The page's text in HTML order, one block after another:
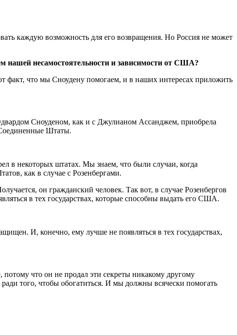
каждую возможность для его возвращения. Но Россия не может
нашей несамостоятельности и зависимости от США?
факт, что мы Сноудену помогаем, и в наших интересах приложить
Сноуденом, как и с Джулианом Ассанджем, приобрела
Соединенные Штаты.
в некоторых штатах. Мы знаем, что были случаи, когда
как в случае с Розенбергами.
он гражданский человек. Так вот, в случае Розенбергов
в тех государствах, которые способны выдать его США.
И, конечно, ему лучше не появляться в тех государствах,
что он не продал эти секреты никакому другому
того, чтобы обогатиться. И мы должны всячески помогать